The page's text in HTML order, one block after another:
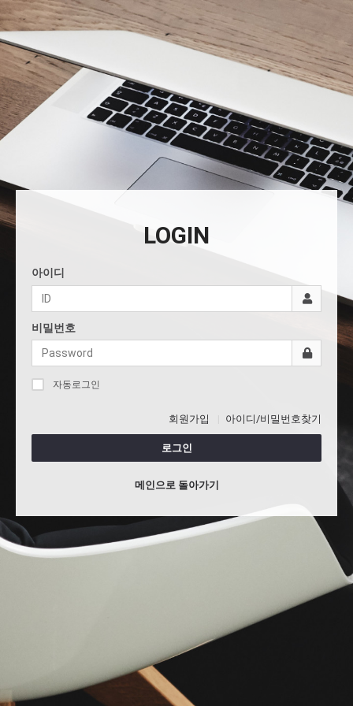
LOGIN
아이디
비밀번호
자동로그인
회원가입 아이디/비밀번호찾기
로그인
메인으로 돌아가기